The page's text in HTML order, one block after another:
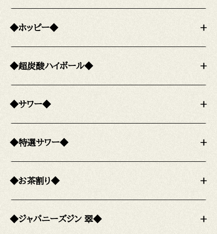
◆ホッピー◆ +
◆超炭酸ハイボール◆ +
◆サワー◆ +
◆特選サワー◆ +
◆お茶割り◆ +
◆ジャパニーズジン 翠◆ +